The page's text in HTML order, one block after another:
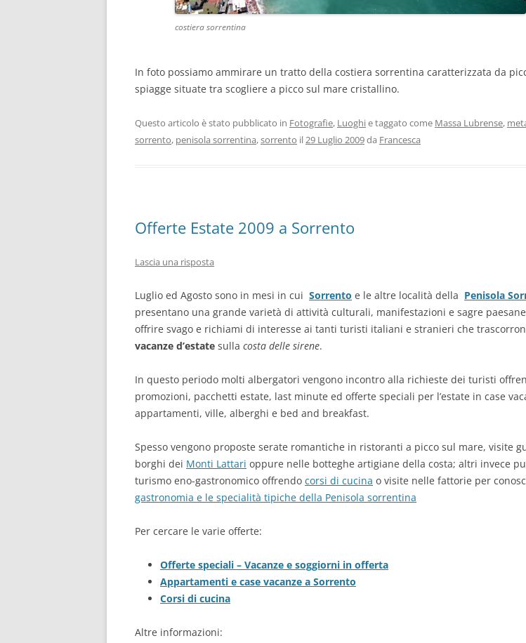
costiera sorrentina
In foto possiamo ammirare un tratto della costiera sorrentina caratterizzata da
spiagge situate tra scogliere a picco sul mare cristallino.
Questo articolo è stato pubblicato in Fotografie, Luoghie taggato come Massa Lubrense,
sorrento, penisola sorrentina,sorrento il29 Luglio 2009da Francesca
Offerte Estate 2009 a Sorrento
Lascia una risposta
Luglio ed Agosto sono in mesi in cui Sorrento e le altre località della Penisola
presentano una grande varietà di attività culturali, manifestazioni e sagre
offrire svago e richiami di interesse ai tanti turisti italiani e stranieri che
vacanze d’estate sulla costa delle sirene.
In questo periodo molti albergatori vengono incontro alla richieste dei turisti
promozioni, pacchetti estate, last minute ed offerte speciali per l’estate in case
appartamenti, ville, alberghi e bed and breakfast.
Spesso vengono proposte serate romantiche in ristoranti a picco sul mare, visite
borghi dei Monti Lattari oppure nelle botteghe artigiane della costa; altri invece
turismo eno-gastronomico offrendo corsi di cucina o visite nelle fattorie per
gastronomia e le specialità tipiche della Penisola sorrentina
Per cercare le varie offerte:
Offerte speciali – Vacanze e soggiorni in offerta
Appartamenti e case vacanze a Sorrento
Corsi di cucina
Altre informazioni: